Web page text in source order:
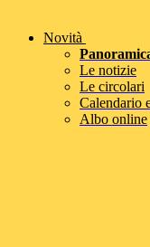
Novità
Le notizie
Le circolari
Calendario
Albo online